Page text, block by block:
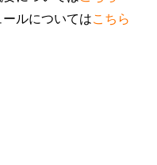
ルについてはこちら